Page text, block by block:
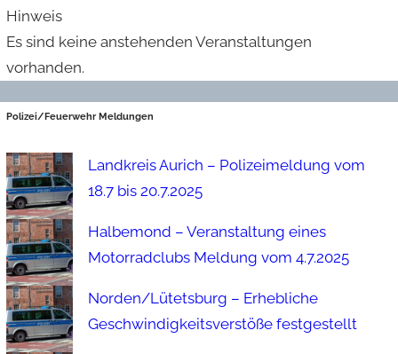
Hinweis
Es sind keine anstehenden Veranstaltungen
vorhanden.
Polizei/Feuerwehr Meldungen
Landkreis Aurich – Polizeimeldung vom
18.7 bis 20.7.2025
Halbemond – Veranstaltung eines
Motorradclubs Meldung vom 4.7.2025
Norden/Lütetsburg – Erhebliche
Geschwindigkeitsverstöße festgestellt